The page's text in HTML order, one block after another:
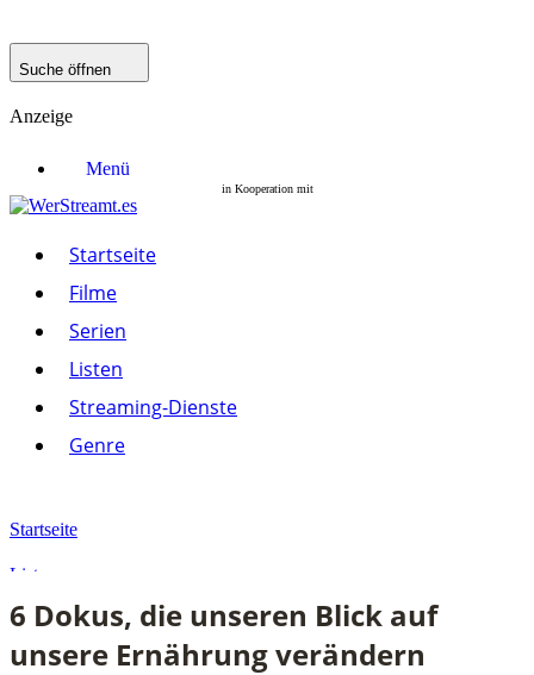
Suche öffnen
Anzeige
Menü
Startseite
Serien
Streaming-Dienste
Paramount+
Netflix
Alle anzeigen
Startseite
Filme
Serien
Listen
Streaming-Dienste
Genre
Startseite
Listen
6 Dokus, die unseren Blick auf unsere Ernährung verändern
6 Dokus, die unseren Blick auf
unsere Ernährung verändern